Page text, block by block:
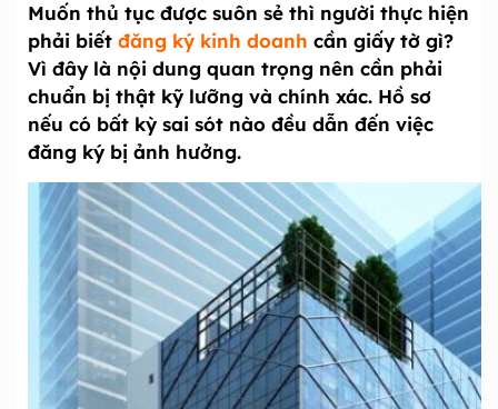
Muốn thủ tục được suôn sẻ thì người thực hiện
phải biết đăng ký kinh doanh cần giấy tờ gì?
Vì đây là nội dung quan trọng nên cần phải
chuẩn bị thật kỹ lưỡng và chính xác. Hồ sơ
nếu có bất kỳ sai sót nào đều dẫn đến việc
đăng ký bị ảnh hưởng.